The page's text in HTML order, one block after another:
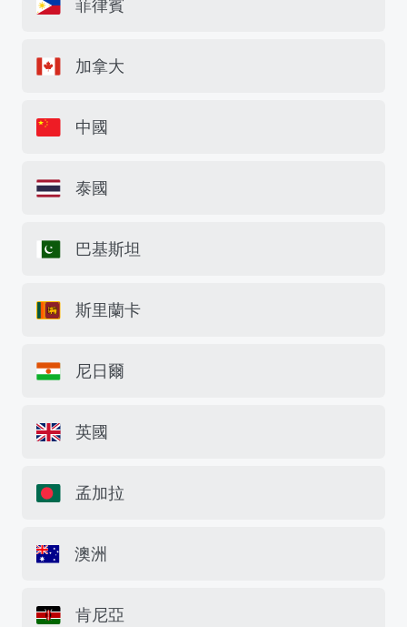
菲律賓
加拿大
中國
泰國
巴基斯坦
斯里蘭卡
尼日爾
英國
孟加拉
澳洲
肯尼亞